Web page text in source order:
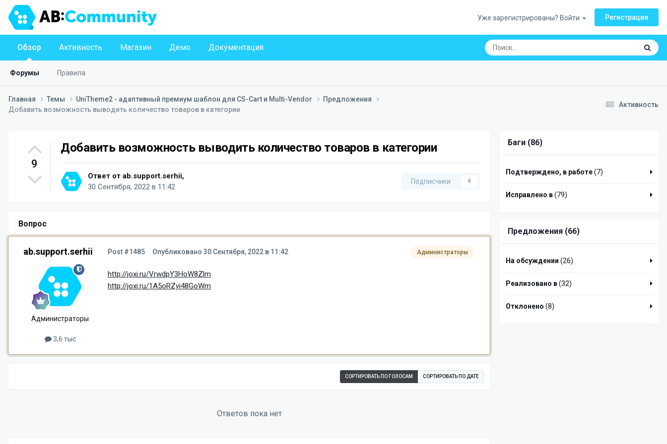
Уже зарегистрированы? Войти Регистрация
Обзор
Форумы Правила
Активность Магазин Демо Документация
Активность
Главная Темы UniTheme2 - адаптивный премиум шаблон для CS-Cart и Multi-Vendor
Предложения
Добавить возможность выводить количество товаров в категории
9
Добавить возможность выводить количество товаров в категории
Ответ от ab.support.serhii,
30 Сентября, 2022 в 11:42
Подписчики 0
Вопрос
ab.support.serhii
Администраторы
3,6 тыс
Администраторы
Post #1485 Опубликовано 30 Сентября, 2022 в 11:42
http://joxi.ru/VrwdpY3HoW8Zlm
http://joxi.ru/1A5oRZyi48GoWm
СОРТИРОВАТЬ ПО ГОЛОСАМ СОРТИРОВАТЬ ПО ДАТЕ
Ответов пока нет
Баги (86)
Подтверждено, в работе(7)
Исправлено в(79)
Предложения (66)
На обсуждении (26)
Реализовано в(32)
Отклонено (8)